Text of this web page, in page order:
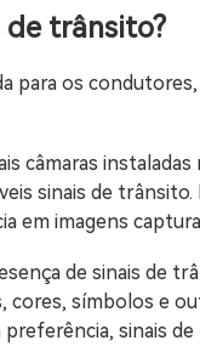
de trânsito?
para os
câmaras
sinais de
em imagens
de sinais de
símbolos e
sinais